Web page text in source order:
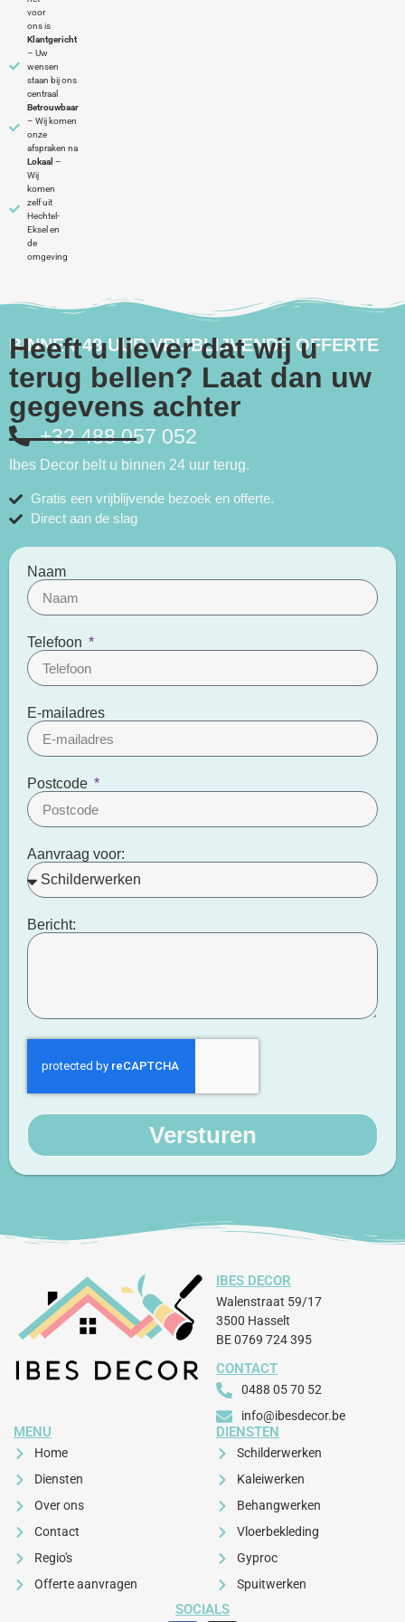
voor
ons is
Klantgericht
– Uw
wensen
staan bij ons
centraal
Betrouwbaar
– Wij komen
onze
afspraken na
Lokaal –
Wij
komen
zelf uit
Hechtel-
Eksel en
de
omgeving
BINNEN 48 UUR VRIJBLIJVENDE OFFERTE
Heeft u liever dat wij u
terug bellen? Laat dan uw
gegevens achter
+32 488 057 052​
Ibes Decor belt u binnen 24 uur terug.
Gratis een vrijblijvende bezoek en offerte.
Direct aan de slag
Naam
Telefoon
E-mailadres
Postcode
Aanvraag voor:
Bericht:
Versturen
IBES DECOR
Walenstraat 59/17
3500 Hasselt
BE 0769 724 395
CONTACT
0488 05 70 52​
info@ibesdecor.be
MENU
Home
Diensten
Over ons
Contact
Regio's
Offerte aanvragen
DIENSTEN
Schilderwerken
Kaleiwerken
Behangwerken
Vloerbekleding
Gyproc
Spuitwerken
SOCIALS